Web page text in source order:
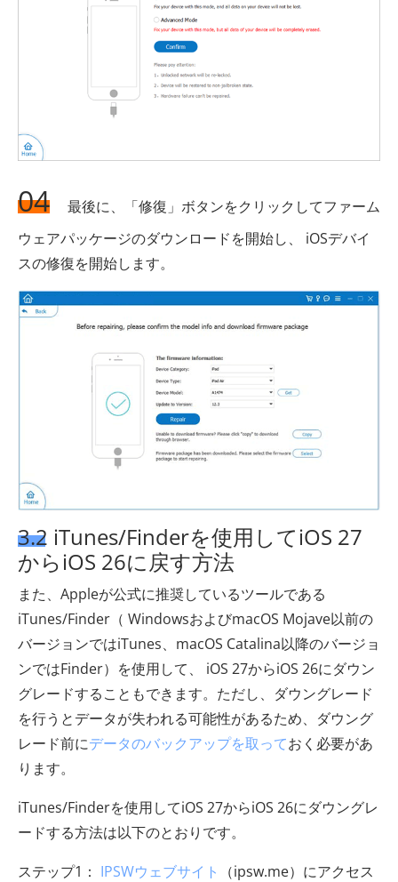
04
最後に、「修復」ボタンをクリックしてファーム
ウェアパッケージのダウンロードを開始し、 iOSデバイ
スの修復を開始します。
3.2 iTunes/Finderを使用してiOS 27
からiOS 26に戻す方法
また、Appleが公式に推奨しているツールである
iTunes/Finder（ WindowsおよびmacOS Mojave以前の
バージョンではiTunes、macOS Catalina以降のバージョ
ンではFinder）を使用して、 iOS 27からiOS 26にダウン
グレードすることもできます。ただし、ダウングレード
を行うとデータが失われる可能性があるため、ダウング
レード前にデータのバックアップを取っておく必要があ
ります。
iTunes/Finderを使用してiOS 27からiOS 26にダウングレ
ードする方法は以下のとおりです。
ステップ1： IPSWウェブサイト
（ipsw.me）にアクセス